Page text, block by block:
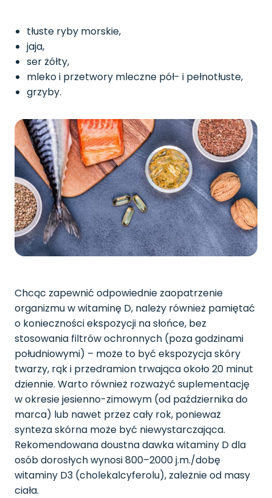
tłuste ryby morskie,
jaja,
ser żółty,
mleko i przetwory mleczne pół- i pełnotłuste,
grzyby.
Chcąc zapewnić odpowiednie zaopatrzenie
organizmu w witaminę D, należy również pamiętać
o konieczności ekspozycji na słońce, bez
stosowania filtrów ochronnych (poza godzinami
południowymi) – może to być ekspozycja skóry
twarzy, rąk i przedramion trwająca około 20 minut
dziennie. Warto również rozważyć suplementację
w okresie jesienno-zimowym (od października do
marca) lub nawet przez cały rok, ponieważ
synteza skórna może być niewystarczająca.
Rekomendowana doustna dawka witaminy D dla
osób dorosłych wynosi 800–2000 j.m./dobę
witaminy D3 (cholekalcyferolu), zależnie od masy
ciała.